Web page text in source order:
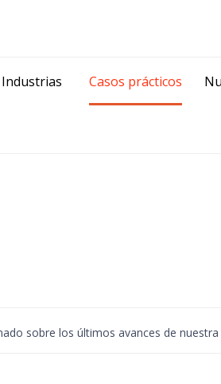
to
Industrias Casos prácticos
sobre los últimos avances de